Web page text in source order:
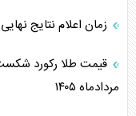
زمان اعلام نتایج نهایی
مردادماه ۱۴۰۵